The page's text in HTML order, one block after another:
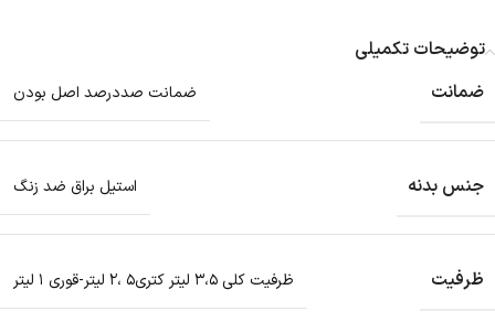
توضیحات تکمیلی
ضمانت
ضمانت صددرصد اصل بودن
جنس بدنه استیل براق ضد زنگ
ظرفیت ظرفیت کلی ۳،۵ لیتر کتری۵ ،۲ لیتر-قوری ۱ لیتر